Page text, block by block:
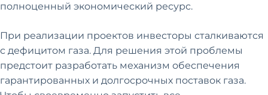
полноценный экономический ресурс.
При реализации проектов инвесторы сталкиваются
с дефицитом газа. Для решения этой проблемы
предстоит разработать механизм обеспечения
гарантированных и долгосрочных поставок газа.